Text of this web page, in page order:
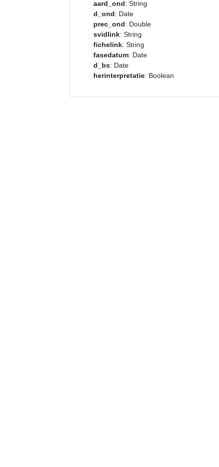
aard_ond: String
d_ond: Date
prec_ond: Double
svidlink: String
fichelink: String
fasedatum: Date
d_bs: Date
herinterpretatie: Boolean